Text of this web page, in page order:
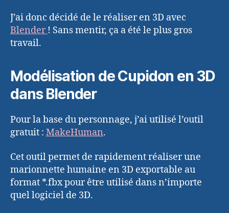
J’ai donc décidé de le réaliser en 3D avec
Blender ! Sans mentir, ça a été le plus gros
travail.
Modélisation de Cupidon en 3D
dans Blender
Pour la base du personnage, j’ai utilisé l’outil
gratuit : MakeHuman.
Cet outil permet de rapidement réaliser une
marionnette humaine en 3D exportable au
format *.fbx pour être utilisé dans n’importe
quel logiciel de 3D.